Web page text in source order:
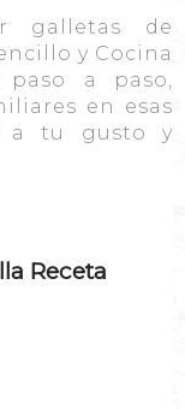
galletas de
y Cocina
a paso,
en esas
a tu gusto y
Receta